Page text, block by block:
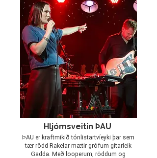
Hljómsveitin ÞAU
ÞAU er kraftmikið tónlistartvíeyki þar sem
tær rödd Rakelar mætir grófum gítarleik
Gadda. Með looperum, röddum og